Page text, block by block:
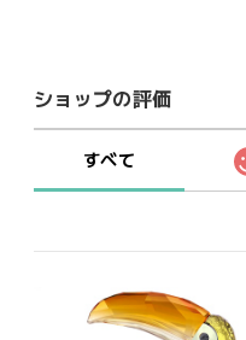
ショップの評価
すべて